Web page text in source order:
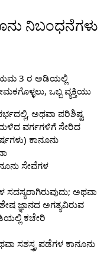
ನಿಬಂಧನೆಗಳು
3 ರ ಅಡಿಯಲ್ಲಿ
ಒಬ್ಬ ವ್ಯಕ್ತಿಯು
ಅಥವಾ ಪರಿಶಿಷ್ಟ
ವರ್ಗಗಳಿಗೆ ಸೇರಿದ
ಕಾನೂನು
ಸೇವೆಗಳ
ಸದಸ್ಯರಾಗಿರುವುದು; ಅಥವಾ
ಜ್ಞಾನದ ಅಗತ್ಯವಿರುವ
ಕಚೇರಿ
ಸಶಸ್ತ್ರ ಪಡೆಗಳ ಕಾನೂನು